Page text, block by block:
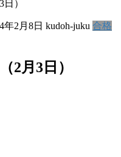
）
年2月8日 kudoh-juku 合格
2月3日）